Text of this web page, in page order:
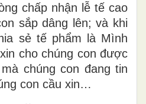
chấp nhận lễ tế cao
sắp dâng lên; và khi
sẻ tế phẩm là Mình
cho chúng con được
chúng con đang tin
con cầu xin…